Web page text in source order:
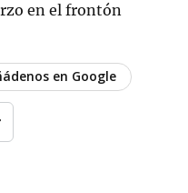
en el frontón
en Google